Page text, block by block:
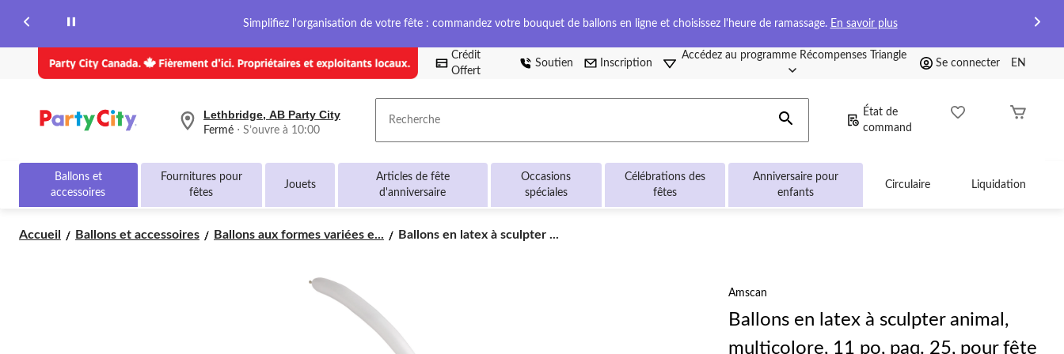
Simplifiez l'organisation de votre fête : commandez votre bouquet de ballons en ligne et choisissez l'heure de ramassage. En savoir plus
Crédit
Offert
Soutien Inscription
Accédez au programme Récompenses Triangle
Se connecter EN
votre
Lethbridge,
AB
Party
courament
Lethbridge, AB Party City
Fermé ⋅ S’ouvre à 10:00 Recherche
État de
command
Ballons et
accessoires
Fournitures pour
fêtes
Jouets
Articles de fête
d'anniversaire
Occasions
spéciales
Célébrations des
fêtes
Anniversaire pour
enfants
Circulaire Liquidation
Accueil Ballons et accessoires Ballons aux formes variées e...
Ballons
11
Ballons en latex à sculpter ...
Amscan
Ballons en latex à sculpter animal,
multicolore, 11 po, paq. 25, pour fête